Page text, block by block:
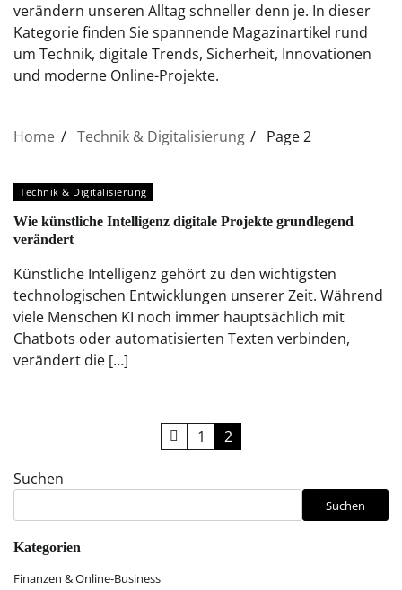
verändern unseren Alltag schneller denn je. In dieser
Kategorie finden Sie spannende Magazinartikel rund
um Technik, digitale Trends, Sicherheit, Innovationen
und moderne Online-Projekte.
Home Technik & Digitalisierung Page 2
Technik & Digitalisierung
Wie künstliche Intelligenz digitale Projekte grundlegend
verändert
Künstliche Intelligenz gehört zu den wichtigsten
technologischen Entwicklungen unserer Zeit. Während
viele Menschen KI noch immer hauptsächlich mit
Chatbots oder automatisierten Texten verbinden,
verändert die […]
Seitennummerierung
der
1 2
Suchen
Suchen
Kategorien
Finanzen & Online-Business